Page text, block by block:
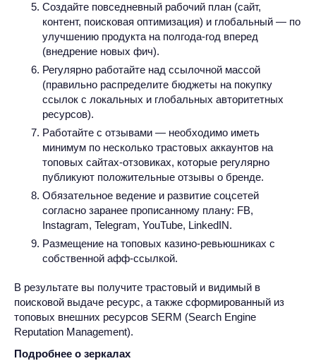
Создайте повседневный рабочий план (сайт,
контент, поисковая оптимизация) и глобальный — по
улучшению продукта на полгода-год вперед
(внедрение новых фич).
Регулярно работайте над ссылочной массой
(правильно распределите бюджеты на покупку
ссылок с локальных и глобальных авторитетных
ресурсов).
Работайте с отзывами — необходимо иметь
минимум по несколько трастовых аккаунтов на
топовых сайтах-отзовиках, которые регулярно
публикуют положительные отзывы о бренде.
Обязательное ведение и развитие соцсетей
согласно заранее прописанному плану: FB,
Instagram, Telegram, YouTube, LinkedIN.
Размещение на топовых казино-ревьюшниках с
собственной афф-ссылкой.
В результате вы получите трастовый и видимый в
поисковой выдаче ресурс, а также сформированный из
топовых внешних ресурсов SERM (Search Engine
Reputation Management).
Подробнее о зеркалах